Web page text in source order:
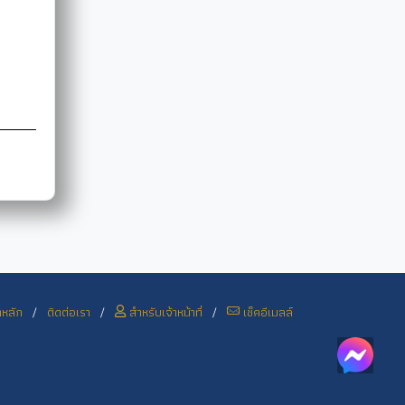
ลัก / ติดต่อเรา / สำหรับเจ้าหน้าที่ / เช็คอีเมลล์